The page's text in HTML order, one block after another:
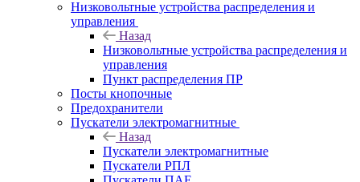
Низковольтные устройства распределения и
управления
Назад
Низковольтные устройства распределения и
управления
Пункт распределения ПР
Посты кнопочные
Предохранители
Пускатели электромагнитные
Назад
Пускатели электромагнитные
Пускатели РПЛ